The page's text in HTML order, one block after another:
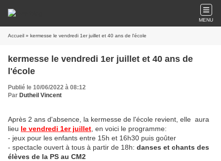
MENU
Accueil » kermesse le vendredi 1er juillet et 40 ans de l'école
kermesse le vendredi 1er juillet et 40 ans de
l'école
Publié le 10/06/2022 à 08:12
Par Dutheil Vincent
Après 2 ans d'absence, la kermesse de l'école revient, elle aura
lieu le vendredi 1er juillet , en voici le programme:
- jeux pour les enfants entre 15h et 16h30 puis goûter
- spectacle ouvert à tous à partir de 18h: danses et chants des
élèves de la PS au CM2